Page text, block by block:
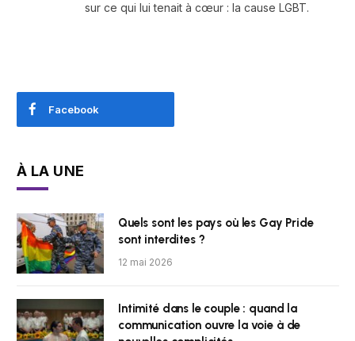
sur ce qui lui tenait à cœur : la cause LGBT.
Facebook
À LA UNE
Quels sont les pays où les Gay Pride
sont interdites ?
12 mai 2026
Intimité dans le couple : quand la
communication ouvre la voie à de